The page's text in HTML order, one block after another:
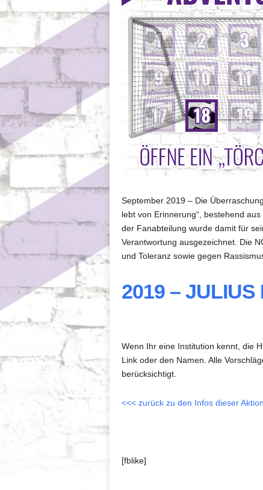
September 2019 – Die
lebt von Erinnerung“, bestehend
der Fanabteilung wurde damit für
Verantwortung ausgezeichnet. Die
und Toleranz sowie gegen
2019 – JULIUS
Wenn Ihr eine Institution kennt, die
Link oder den Namen. Alle
berücksichtigt.
<<< zurück zu den Infos dieser Aktion
[fblike]